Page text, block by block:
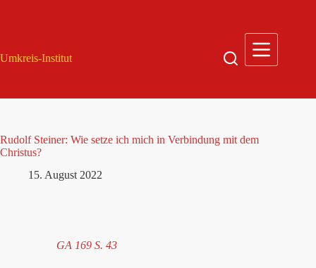
Umkreis-Institut
Rudolf Steiner: Wie setze ich mich in Verbindung mit dem
Christus?
15. August 2022
GA 169 S. 43